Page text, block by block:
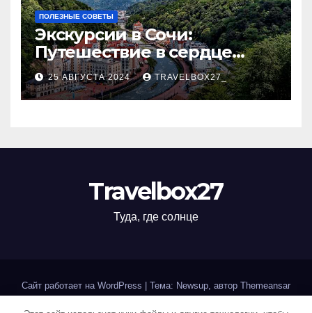
ПОЛЕЗНЫЕ СОВЕТЫ
Экскурсии в Сочи:
Путешествие в сердце
Черноморского курорта
25 АВГУСТА 2024 TRAVELBOX27_
Travelbox27
Туда, где солнце
Сайт работает на WordPress | Тема: Newsup, автор Themeansar